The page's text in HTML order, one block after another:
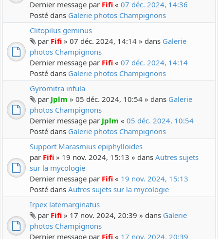
Dernier message par Fifi « 07 déc. 2024, 14:36
Posté dans Galerie photos Champignons
Clitopilus geminus
par Fifi » 07 déc. 2024, 14:14 » dans Galerie
photos Champignons
Dernier message par Fifi « 07 déc. 2024, 14:14
Posté dans Galerie photos Champignons
Gyromitra infula
par Jplm » 05 déc. 2024, 10:54 » dans Galerie
photos Champignons
Dernier message par Jplm « 05 déc. 2024, 10:54
Posté dans Galerie photos Champignons
Support Marasmius epiphylloides
par Fifi » 19 nov. 2024, 15:13 » dans Autres sujets
sur la mycologie
Dernier message par Fifi « 19 nov. 2024, 15:13
Posté dans Autres sujets sur la mycologie
Irpex latemarginatus
par Fifi » 17 nov. 2024, 20:39 » dans Galerie
photos Champignons
Dernier message par Fifi « 17 nov. 2024, 20:39